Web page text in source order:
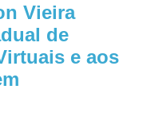
Vieira
de
e aos